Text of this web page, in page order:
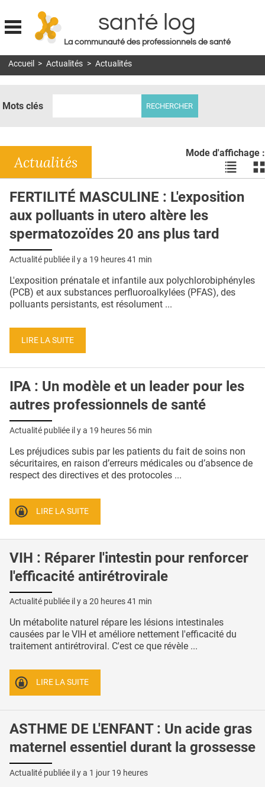
Jump to navigation
santé log
La communauté des professionnels de santé
MON COMPTE
DOSSIERS
RÉSEAUX
E-REVUE SAD
L'APP
PUBLICITÉ
CONTACT
Accueil > Actualités > Actualités
Mots clés
Mode d'affichage :
Voir
les
en
les
Actualités
FERTILITÉ MASCULINE : L'exposition
aux polluants in utero altère les
spermatozoïdes 20 ans plus tard
Actualité publiée il y a 19 heures 41 min
L'exposition prénatale et infantile aux polychlorobiphényles
(PCB) et aux substances perfluoroalkylées (PFAS), des
polluants persistants, est résolument ...
LIRE LA SUITE
IPA : Un modèle et un leader pour les
autres professionnels de santé
Actualité publiée il y a 19 heures 56 min
Les préjudices subis par les patients du fait de soins non
sécuritaires, en raison d’erreurs médicales ou d’absence de
respect des directives et des protocoles ...
LIRE LA SUITE
VIH : Réparer l'intestin pour renforcer
l'efficacité antirétrovirale
Actualité publiée il y a 20 heures 41 min
Un métabolite naturel répare les lésions intestinales
causées par le VIH et améliore nettement l'efficacité du
traitement antirétroviral. C'est ce que révèle ...
LIRE LA SUITE
ASTHME DE L'ENFANT : Un acide gras
maternel essentiel durant la grossesse
Actualité publiée il y a 1 jour 19 heures